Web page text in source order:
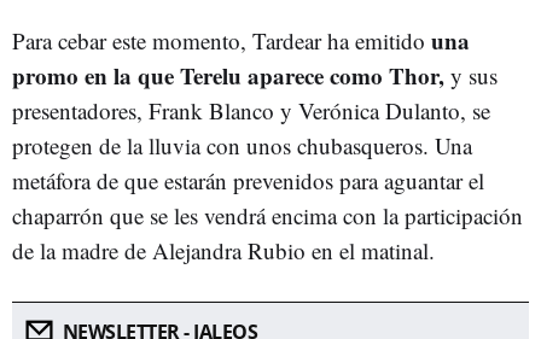
Para cebar este momento, Tardear ha emitido una
promo en la que Terelu aparece como Thor, y sus
presentadores, Frank Blanco y Verónica Dulanto, se
protegen de la lluvia con unos chubasqueros. Una
metáfora de que estarán prevenidos para aguantar el
chaparrón que se les vendrá encima con la participación
de la madre de Alejandra Rubio en el matinal.
NEWSLETTER - JALEOS